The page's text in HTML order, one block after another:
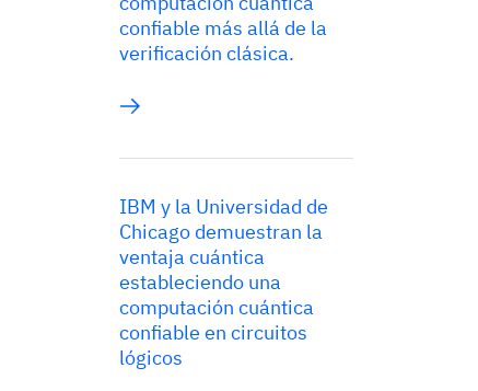
confiable más allá de la
verificación clásica.
IBM y la Universidad de
Chicago demuestran la
ventaja cuántica
estableciendo una
computación cuántica
confiable en circuitos
lógicos